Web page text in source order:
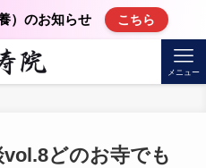
）のお知らせ こちら
メニュー
どのお寺でも